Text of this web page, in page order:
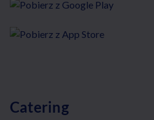
Catering